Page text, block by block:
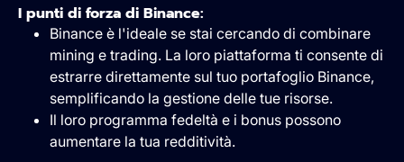
I punti di forza di Binance:
Binance è l'ideale se stai cercando di combinare
mining e trading. La loro piattaforma ti consente di
estrarre direttamente sul tuo portafoglio Binance,
semplificando la gestione delle tue risorse.
Il loro programma fedeltà e i bonus possono
aumentare la tua redditività.